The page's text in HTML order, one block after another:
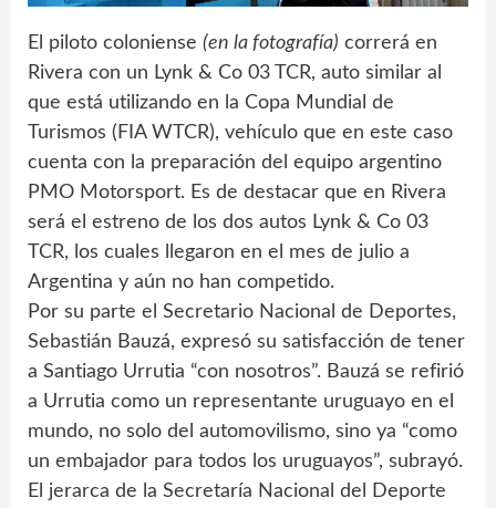
El piloto coloniense (en la fotografía) correrá en
Rivera con un Lynk & Co 03 TCR, auto similar al
que está utilizando en la Copa Mundial de
Turismos (FIA WTCR), vehículo que en este caso
cuenta con la preparación del equipo argentino
PMO Motorsport. Es de destacar que en Rivera
será el estreno de los dos autos Lynk & Co 03
TCR, los cuales llegaron en el mes de julio a
Argentina y aún no han competido.
Por su parte el Secretario Nacional de Deportes,
Sebastián Bauzá, expresó su satisfacción de tener
a Santiago Urrutia “con nosotros”. Bauzá se refirió
a Urrutia como un representante uruguayo en el
mundo, no solo del automovilismo, sino ya “como
un embajador para todos los uruguayos”, subrayó.
El jerarca de la Secretaría Nacional del Deporte